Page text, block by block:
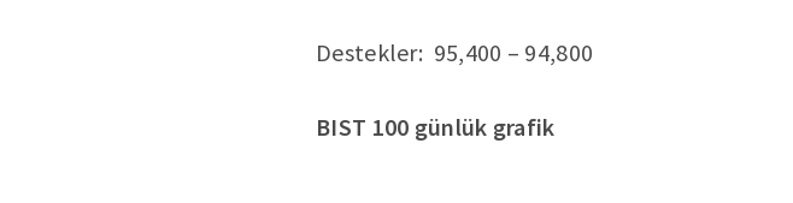
Destekler: 95,400 – 94,800
BIST 100 günlük grafik